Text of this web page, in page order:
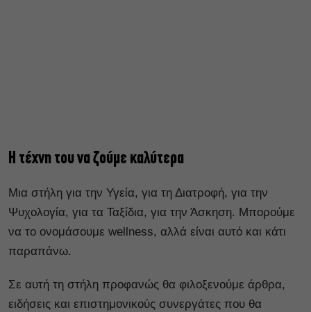
Η τέχνη του να ζούμε καλύτερα
Μια στήλη για την Υγεία, για τη Διατροφή, για την
Ψυχολογία, για τα Ταξίδια, για την Άσκηση. Μπορούμε
να το ονομάσουμε wellness, αλλά είναι αυτό και κάτι
παραπάνω.
Σε αυτή τη στήλη προφανώς θα φιλοξενούμε άρθρα,
ειδήσεις και επιστημονικούς συνεργάτες που θα